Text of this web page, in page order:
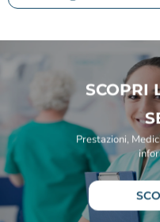
SCOPRI
Prestazioni,